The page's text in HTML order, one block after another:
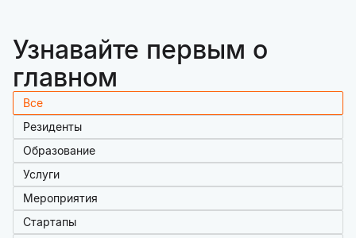
Узнавайте первым о
главном
Все
Резиденты
Образование
Услуги
Мероприятия
Стартапы